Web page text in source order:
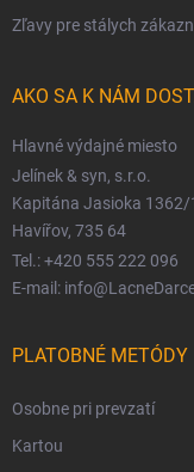
Zľavy pre stálych
AKO SA K NÁM
Hlavné výdajné miesto
Jelínek & syn, s.r.o.
Kapitána Jasioka 1362/
Havířov, 735 64
Tel.: +420 555 222 096
E-mail:
PLATOBNÉ METÓDY
Osobne pri prevzatí
Kartou